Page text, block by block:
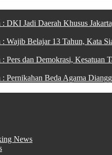
: DKI Jadi Daerah Khusus
: Wajib Belajar 13 Tahun, Kata
: Pers dan Demokrasi, Kesatuan
: Pernikahan Beda Agama
News